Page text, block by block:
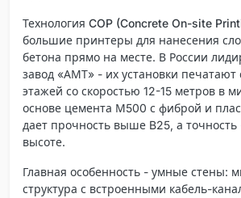
Технология COP (Concrete On-site
большие принтеры для нанесения
бетона прямо на месте. В России
завод «АМТ» - их установки печатают
этажей со скоростью 12-15 метров в
основе цемента М500 с фиброй и
дает прочность выше B25, а
высоте.
Главная особенность - умные стены:
структура с встроенными кабель-